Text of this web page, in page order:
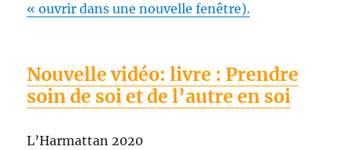
« ouvrir dans une nouvelle fenêtre).
Nouvelle vidéo: livre : Prendre
soin de soi et de l’autre en soi
L’Harmattan 2020